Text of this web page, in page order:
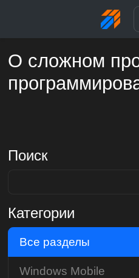
О сложном
Поиск
Категории
Все разделы
Windows Mobile